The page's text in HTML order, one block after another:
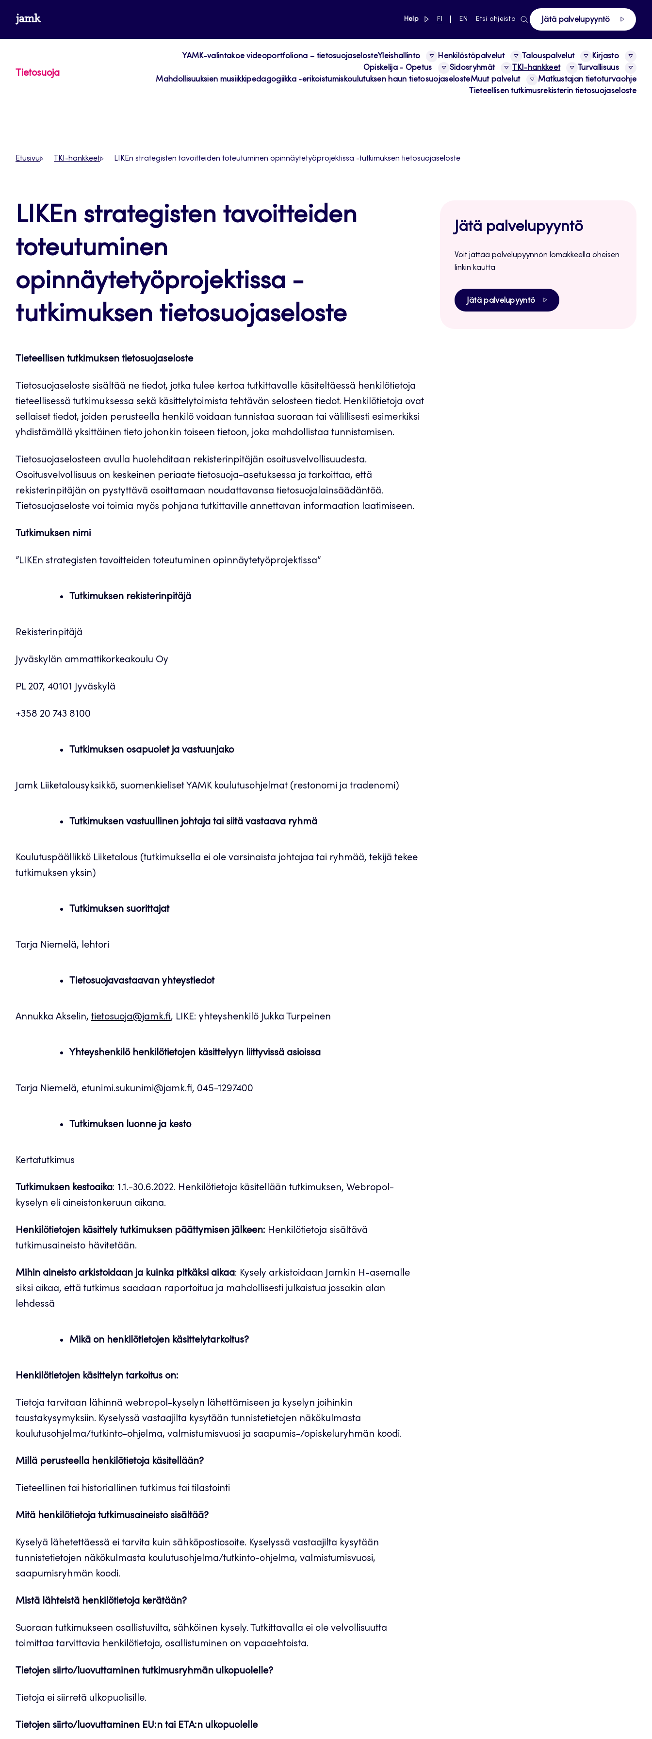
suoraan
sisältöön
www.jamk.fi Help linkki pääsivustolle
NYKYINEN
FI
VAIHDA
EN Etsi ohjeista Jätä palvelupyyntö
Tietosuoja
YAMK-valintakoe videoportfoliona – tietosuojaselosteYleishallinto Henkilöstöpalvelut Talouspalvelut
Kirjasto
Opiskelija - Opetus
Sidosryhmät TKI-hankkeet
Turvallisuus
Mahdollisuuksien musiikkipedagogiikka -erikoistumiskoulutuksen haun tietosuojaselosteMuut palvelut
Matkustajan tietoturvaohje
Tieteellisen tutkimusrekisterin tietosuojaseloste
Etusivu TKI-hankkeet LIKEn strategisten tavoitteiden toteutuminen opinnäytetyöprojektissa -tutkimuksen tietosuojaseloste
LIKEn strategisten tavoitteiden
toteutuminen
opinnäytetyöprojektissa -
tutkimuksen tietosuojaseloste
Tieteellisen tutkimuksen tietosuojaseloste
Tietosuojaseloste sisältää ne tiedot, jotka tulee kertoa tutkittavalle käsiteltäessä henkilötietoja
tieteellisessä tutkimuksessa sekä käsittelytoimista tehtävän selosteen tiedot. Henkilötietoja ovat
sellaiset tiedot, joiden perusteella henkilö voidaan tunnistaa suoraan tai välillisesti esimerkiksi
yhdistämällä yksittäinen tieto johonkin toiseen tietoon, joka mahdollistaa tunnistamisen.
Tietosuojaselosteen avulla huolehditaan rekisterinpitäjän osoitusvelvollisuudesta.
Osoitusvelvollisuus on keskeinen periaate tietosuoja-asetuksessa ja tarkoittaa, että
rekisterinpitäjän on pystyttävä osoittamaan noudattavansa tietosuojalainsäädäntöä.
Tietosuojaseloste voi toimia myös pohjana tutkittaville annettavan informaation laatimiseen.
Tutkimuksen nimi
”LIKEn strategisten tavoitteiden toteutuminen opinnäytetyöprojektissa”
Tutkimuksen rekisterinpitäjä
Rekisterinpitäjä
Jyväskylän ammattikorkeakoulu Oy
PL 207, 40101 Jyväskylä
+358 20 743 8100
Tutkimuksen osapuolet ja vastuunjako
Jamk Liiketalousyksikkö, suomenkieliset YAMK koulutusohjelmat (restonomi ja tradenomi)
Tutkimuksen vastuullinen johtaja tai siitä vastaava ryhmä
Koulutuspäällikkö Liiketalous (tutkimuksella ei ole varsinaista johtajaa tai ryhmää, tekijä tekee
tutkimuksen yksin)
Tutkimuksen suorittajat
Tarja Niemelä, lehtori
Tietosuojavastaavan yhteystiedot
Annukka Akselin, tietosuoja@jamk.fi, LIKE: yhteyshenkilö Jukka Turpeinen
Yhteyshenkilö henkilötietojen käsittelyyn liittyvissä asioissa
Tarja Niemelä, etunimi.sukunimi@jamk.fi, 045-1297400
Tutkimuksen luonne ja kesto
Kertatutkimus
Tutkimuksen kestoaika: 1.1.-30.6.2022. Henkilötietoja käsitellään tutkimuksen, Webropol-
kyselyn eli aineistonkeruun aikana.
Henkilötietojen käsittely tutkimuksen päättymisen jälkeen: Henkilötietoja sisältävä
tutkimusaineisto hävitetään.
Mihin aineisto arkistoidaan ja kuinka pitkäksi aikaa: Kysely arkistoidaan Jamkin H-asemalle
siksi aikaa, että tutkimus saadaan raportoitua ja mahdollisesti julkaistua jossakin alan
lehdessä
Mikä on henkilötietojen käsittelytarkoitus?
Henkilötietojen käsittelyn tarkoitus on:
Tietoja tarvitaan lähinnä webropol-kyselyn lähettämiseen ja kyselyn joihinkin
taustakysymyksiin. Kyselyssä vastaajilta kysytään tunnistetietojen näkökulmasta
koulutusohjelma/tutkinto-ohjelma, valmistumisvuosi ja saapumis-/opiskeluryhmän koodi.
Millä perusteella henkilötietoja käsitellään?
Tieteellinen tai historiallinen tutkimus tai tilastointi
Mitä henkilötietoja tutkimusaineisto sisältää?
Kyselyä lähetettäessä ei tarvita kuin sähköpostiosoite. Kyselyssä vastaajilta kysytään
tunnistetietojen näkökulmasta koulutusohjelma/tutkinto-ohjelma, valmistumisvuosi,
saapumisryhmän koodi.
Mistä lähteistä henkilötietoja kerätään?
Suoraan tutkimukseen osallistuvilta, sähköinen kysely. Tutkittavalla ei ole velvollisuutta
toimittaa tarvittavia henkilötietoja, osallistuminen on vapaaehtoista.
Tietojen siirto/luovuttaminen tutkimusryhmän ulkopuolelle?
Tietoja ei siirretä ulkopuolisille.
Tietojen siirto/luovuttaminen EU:n tai ETA:n ulkopuolelle
Jätä palvelupyyntö
Voit jättää palvelupyynnön lomakkeella oheisen
linkin kautta
Jätä palvelupyyntö